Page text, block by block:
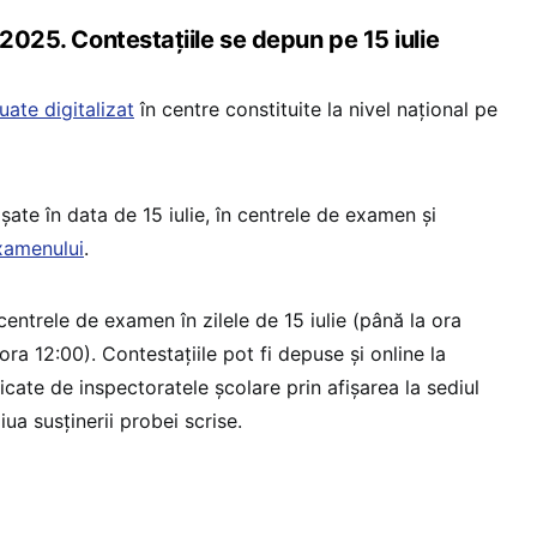
Contestațiile se depun pe 15 iulie
digitalizat în centre constituite la nivel național pe
în data de 15 iulie, în centrele de examen și
.
de examen în zilele de 15 iulie (până la ora
12:00). Contestațiile pot fi depuse și online la
de inspectoratele școlare prin afișarea la sediul
susținerii probei scrise.